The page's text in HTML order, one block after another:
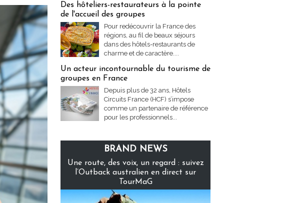
Des hôteliers-restaurateurs à la pointe
de l'accueil des groupes
Pour redécouvrir la France des
régions, au fil de beaux séjours
dans des hôtels-restaurants de
charme et de caractère....
Un acteur incontournable du tourisme de
groupes en France
Depuis plus de 32 ans, Hôtels
Circuits France (HCF) s’impose
comme un partenaire de référence
pour les professionnels...
BRAND NEWS
Une route, des voix, un regard : suivez
l’Outback australien en direct sur
TourMaG